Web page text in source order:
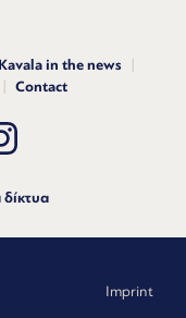
Kavala in the news
Contact
Imprint